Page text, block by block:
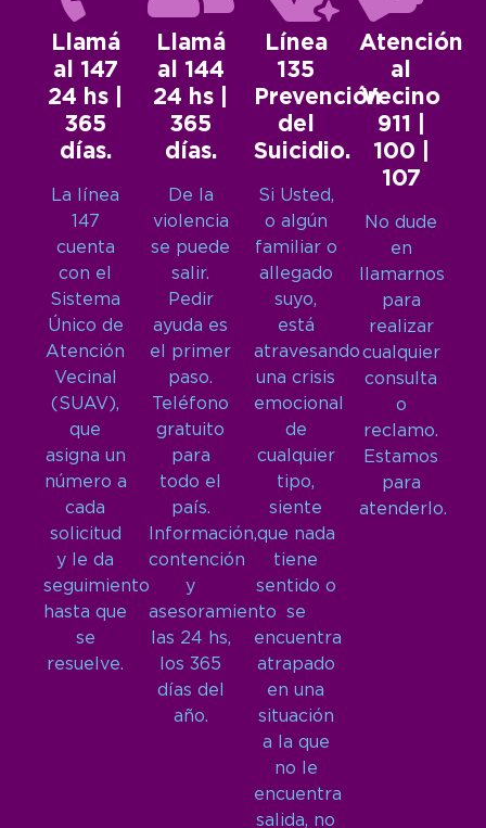
Llamá
al 147
24 hs |
365
días.
La línea
147
cuenta
con el
Sistema
Único de
Atención
Vecinal
(SUAV),
que
asigna un
número a
cada
solicitud
y le da
seguimiento
hasta que
se
resuelve.
Llamá
al 144
24 hs |
365
días.
De la
violencia
se puede
salir.
Pedir
ayuda es
el primer
paso.
Teléfono
gratuito
para
todo el
país.
Información,
contención
y
asesoramiento
las 24 hs,
los 365
días del
año.
Línea
135
Prevención
del
Suicidio.
Si Usted,
o algún
familiar o
allegado
suyo,
está
atravesando
una crisis
emocional
de
cualquier
tipo,
siente
que nada
tiene
sentido o
se
encuentra
atrapado
en una
situación
a la que
no le
encuentra
salida, no
Atención
al
Vecino
911 |
100 |
107
No dude
en
llamarnos
para
realizar
cualquier
consulta
o
reclamo.
Estamos
para
atenderlo.